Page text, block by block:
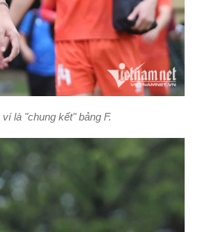
là "chung kết" bảng F.